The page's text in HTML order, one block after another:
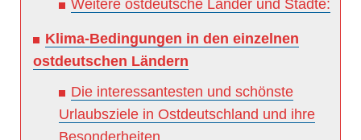
Weitere ostdeutsche Länder und Städte:
Klima-Bedingungen in den einzelnen
ostdeutschen Ländern
Die interessantesten und schönste
Urlaubsziele in Ostdeutschland und ihre
Besonderheiten